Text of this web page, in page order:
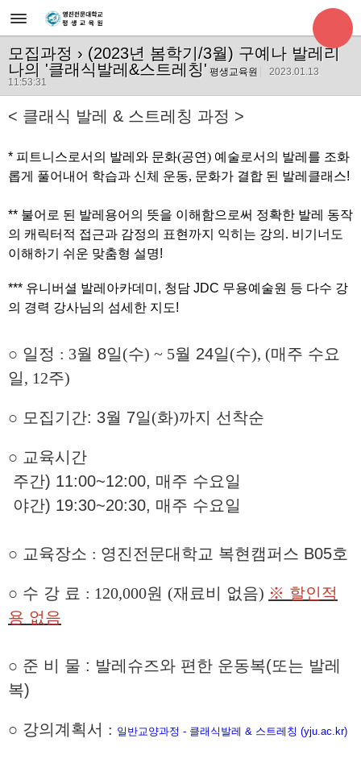
모집과정 › (2023년 봄학기/3월) 구예나 발레리
나의 '클래식발레&스트레칭' 평생교육원
2023.01.13
11:53:31
< 클래식 발레 & 스트레칭 과정 >
* 피트니스로서의 발레와 문화(공연) 예술로서의 발레를 조화
롭게 풀어내어 학습과 신체 운동, 문화가 결합 된 발레클래스!
** 불어로 된 발레용어의 뜻을 이해함으로써 정확한 발레 동작
의 캐릭터적 접근과 감정의 표현까지 익히는 강의 . 비기너도
이해하기 쉬운 맞춤형 설명!
*** 유니버셜 발레아카데미, 청담 JDC 무용예술원 등 다수 강
의 경력 강사님의 섬세한 지도!
○ 일정 : 3월 8일(수) ~ 5월 24일(수), (매주 수요
일, 12주)
○ 모집기간: 3월 7일(화)까지 선착순
○ 교육시간
주간) 11:00~12:00, 매주 수요일
야간) 19:30~20:30, 매주 수요일
○ 교육장소 : 영진전문대학교 복현캠퍼스 B05호
○ 수 강 료 : 120,000원 (재료비 없음) ※ 할인적
용 없음
○ 준 비 물 : 발레슈즈와 편한 운동복(또는 발레
복)
○ 강의계획서 : 일반교양과정 - 클래식발레 & 스트레칭 (yju.ac.kr)